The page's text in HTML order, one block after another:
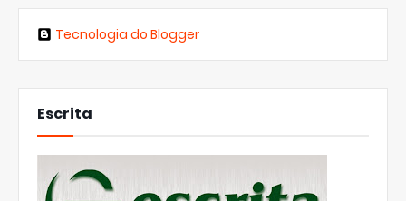
Tecnologia do Blogger
Escrita